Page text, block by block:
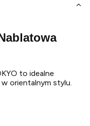
to idealne
w orientalnym stylu.